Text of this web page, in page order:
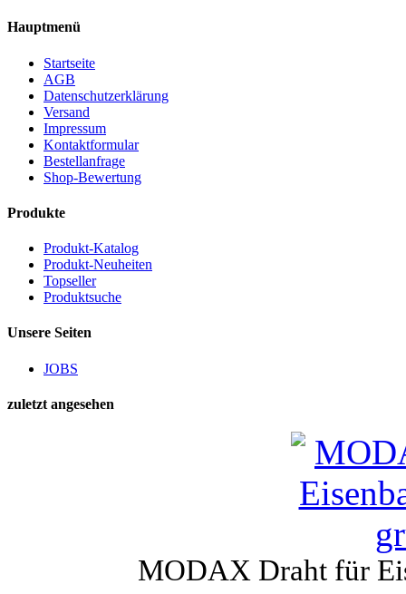
Hauptmenü
Startseite
AGB
Datenschutzerklärung
Versand
Impressum
Kontaktformular
Bestellanfrage
Shop-Bewertung
Produkte
Produkt-Katalog
Produkt-Neuheiten
Topseller
Produktsuche
Unsere Seiten
JOBS
zuletzt angesehen
MODAX Draht für